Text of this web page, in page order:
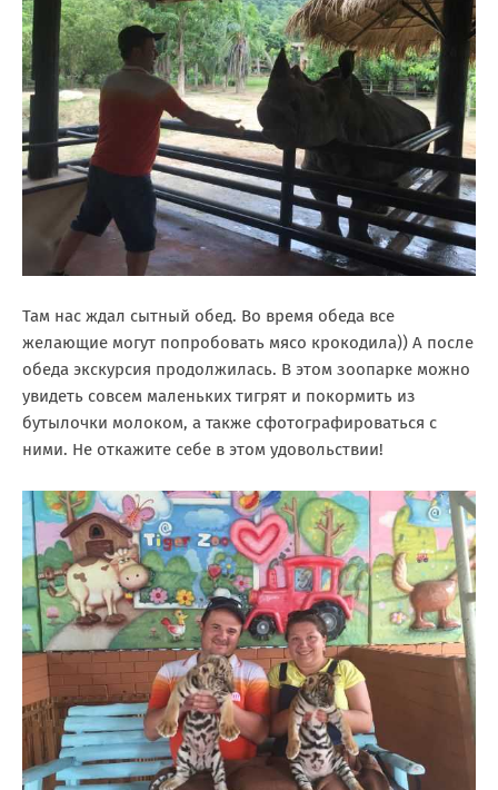
Там нас ждал сытный обед. Во время обеда все
желающие могут попробовать мясо крокодила)) А после
обеда экскурсия продолжилась. В этом зоопарке можно
увидеть совсем маленьких тигрят и покормить из
бутылочки молоком, а также сфотографироваться с
ними. Не откажите себе в этом удовольствии!